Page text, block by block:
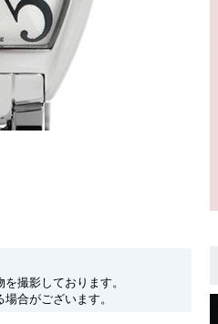
撮影しております。
合がございます。